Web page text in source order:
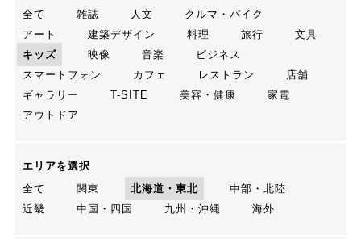
全て
雑誌 人文
クルマ・バイク
アート
建築デザイン 料理 旅行
文具
キッズ
映像 音楽
ビジネス
スマートフォン
カフェ レストラン
店舗
ギャラリー
T-SITE 美容・健康
家電
アウトドア
エリアを選択
全て
関東 北海道・東北
中部・北陸
近畿
中国・四国 九州・沖縄 海外